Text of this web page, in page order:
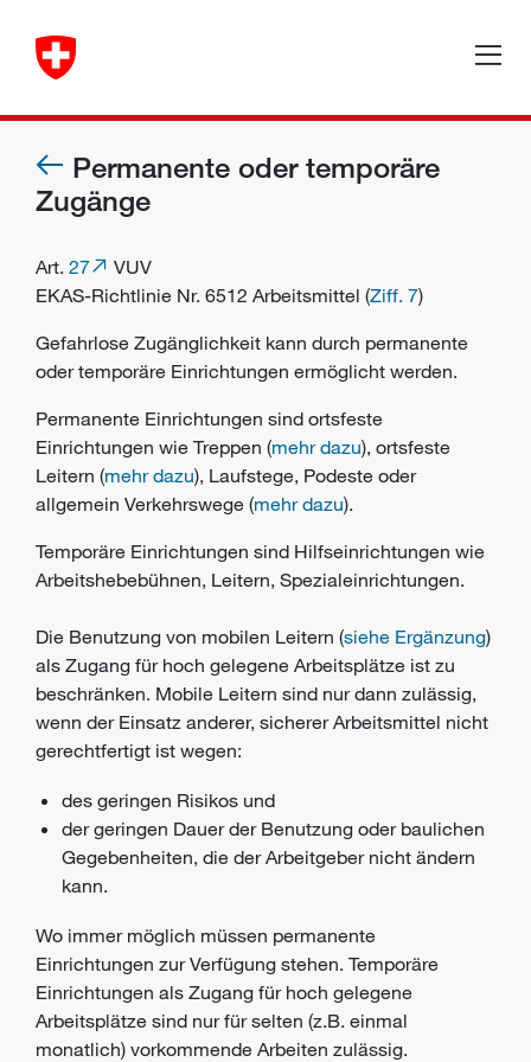
Permanente oder temporäre
Zugänge
Art. 27
VUV
EKAS-Richtlinie Nr. 6512 Arbeitsmittel (Ziff. 7)
Gefahrlose Zugänglichkeit kann durch permanente
oder temporäre Einrichtungen ermöglicht werden.
Permanente Einrichtungen sind ortsfeste
Einrichtungen wie Treppen (mehr dazu), ortsfeste
Leitern (mehr dazu), Laufstege, Podeste oder
allgemein Verkehrswege (mehr dazu).
Temporäre Einrichtungen sind Hilfseinrichtungen wie
Arbeitshebebühnen, Leitern, Spezialeinrichtungen.
Die Benutzung von mobilen Leitern (siehe Ergänzung)
als Zugang für hoch gelegene Arbeitsplätze ist zu
beschränken. Mobile Leitern sind nur dann zulässig,
wenn der Einsatz anderer, sicherer Arbeitsmittel nicht
gerechtfertigt ist wegen:
des geringen Risikos und
der geringen Dauer der Benutzung oder baulichen
Gegebenheiten, die der Arbeitgeber nicht ändern
kann.
Wo immer möglich müssen permanente
Einrichtungen zur Verfügung stehen. Temporäre
Einrichtungen als Zugang für hoch gelegene
Arbeitsplätze sind nur für selten (z.B. einmal
monatlich) vorkommende Arbeiten zulässig.